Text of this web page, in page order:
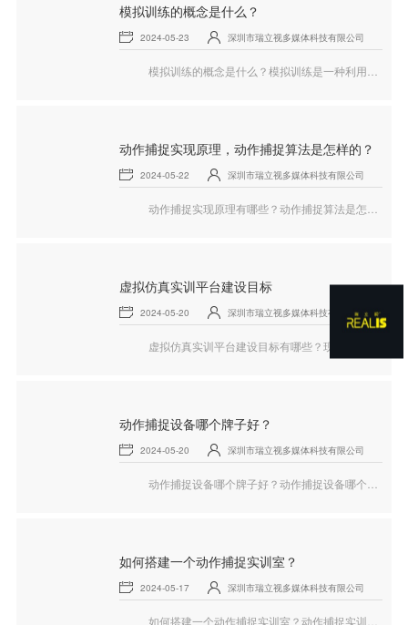
模拟训练的概念是什么？
2024-05-23 深圳市瑞立视多媒体科技有限公司
动作捕捉实现原理，动作捕捉算法是怎样的？
2024-05-22 深圳市瑞立视多媒体科技有限公司
虚拟仿真实训平台建设目标
2024-05-20 深圳市瑞立视多媒体科技有限公司
动作捕捉设备哪个牌子好？
2024-05-20 深圳市瑞立视多媒体科技有限公司
如何搭建一个动作捕捉实训室？
2024-05-17 深圳市瑞立视多媒体科技有限公司